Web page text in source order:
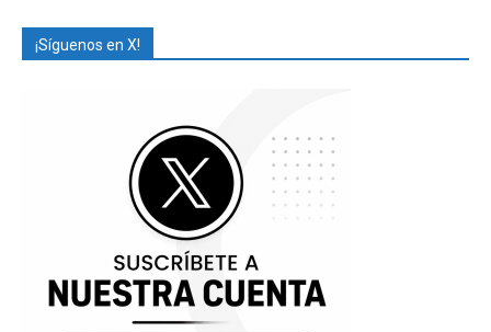
¡Síguenos en X!